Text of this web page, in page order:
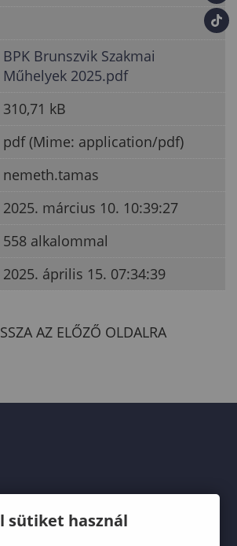
BPK Brunszvik Szakmai
Műhelyek 2025.pdf
310,71 kB
pdf (Mime: application/pdf)
nemeth.tamas
2025. március 10. 10:39:27
558 alkalommal
2025. április 15. 07:34:39
sütiket használ